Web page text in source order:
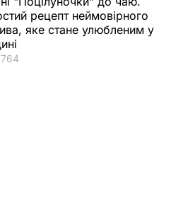
–
рецепт неймовірного
яке стане улюбленим у